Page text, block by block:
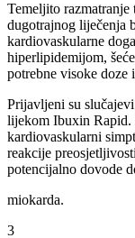
Temeljito
dugotrajnog liječenja
kardiovaskularne
hiperlipidemijom,
potrebne visoke doze
Prijavljeni su
lijekom Ibuxin Rapid.
kardiovaskularni
reakcije
potencijalno dovode
miokarda.
3